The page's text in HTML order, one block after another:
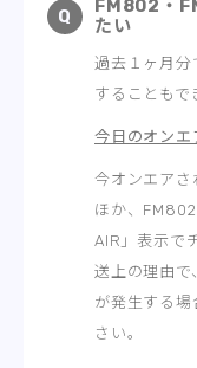
REPORT
HEAVY
アプリ
RADIPASS GOLD
その他
サポートデスク
FM802・
たい
過去１ヶ月分
することもで
今日のオンエ
今オンエアさ
ほか、
AIR」表示で
送上の理由で
が発生する場
さい。